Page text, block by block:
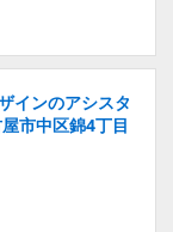
インのアシスタ
市中区錦4丁目